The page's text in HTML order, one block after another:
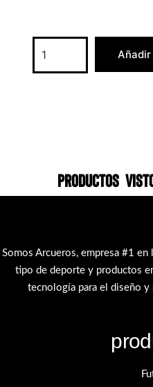
Productos
Somos Arcueros, empresa #1
tipo de deporte y productos
tecnología para el diseño y